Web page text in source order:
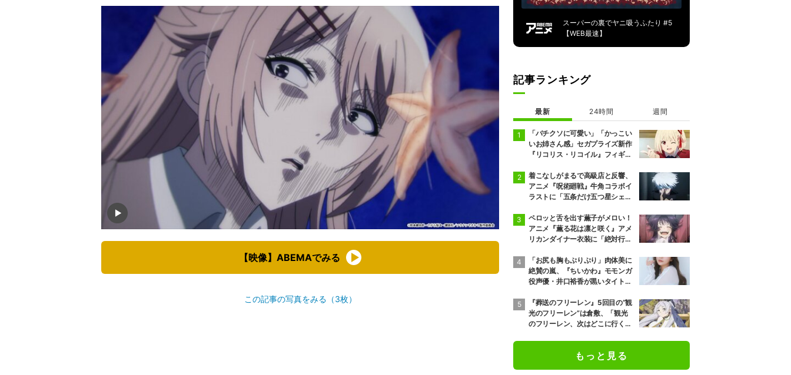
【映像】ABEMAでみる
この記事の写真をみる（3枚）
スーパーの裏でヤニ吸うふたり #5
【WEB最速】
記事ランキング
最新 24時間 週間
「バチクソに可愛い」「かっこい
いお姉さん感」セガプライズ新作
『リコリス・リコイル』フィギュ
着こなしがまるで高級店と反響、
アニメ『呪術廻戦』牛角コラボイ
ラストに「五条だけ五つ星シェ
ペロッと舌を出す薫子がメロい！
アニメ『薫る花は凛と咲く』アメ
リカンダイナー衣装に「絶対行き
「お尻も胸もぷりぷり」肉体美に
絶賛の嵐、『ちいかわ』モモンガ
役声優・井口裕香が黒いタイトウ
『葬送のフリーレン』5回目の“観
光のフリーレン”は倉敷、「観光
のフリーレン、次はどこに行くの
もっと見る